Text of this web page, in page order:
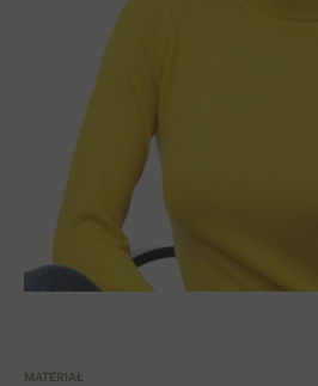
MATERIAŁ